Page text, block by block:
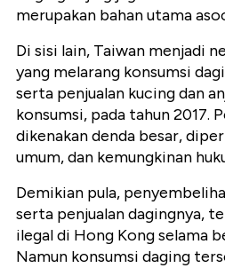
merupakan bahan utama
Di sisi lain, Taiwan menjadi
yang melarang konsumsi
serta penjualan kucing dan
konsumsi, pada tahun 2017.
dikenakan denda besar,
umum, dan kemungkinan
Demikian pula,
serta penjualan dagingnya,
ilegal di Hong Kong selama
Namun konsumsi daging